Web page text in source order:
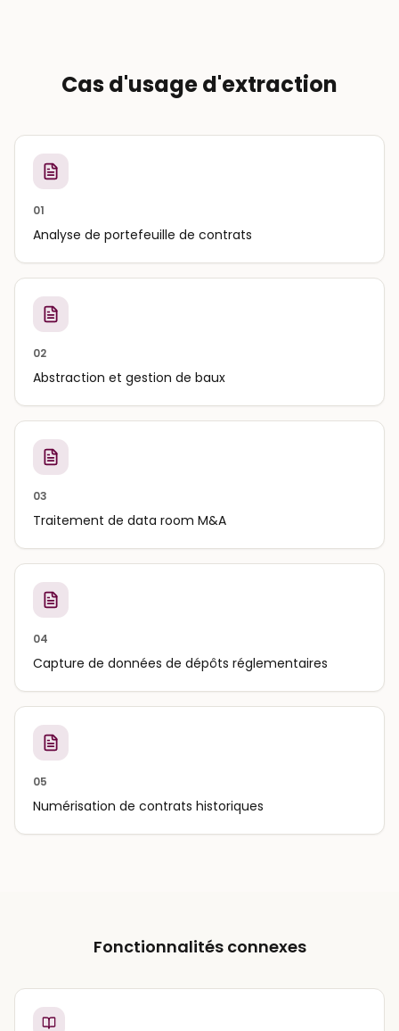
Cas d'usage d'extraction
01
Analyse de portefeuille de contrats
02
Abstraction et gestion de baux
03
Traitement de data room M&A
04
Capture de données de dépôts réglementaires
05
Numérisation de contrats historiques
Fonctionnalités connexes